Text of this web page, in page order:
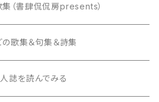
集（書肆侃侃房presents）
の歌集＆句集＆詩集
人誌を読んでみる